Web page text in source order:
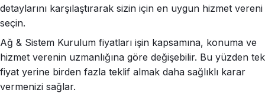
detaylarını karşılaştırarak sizin için en uygun hizmet vereni
seçin.
Ağ & Sistem Kurulum fiyatları işin kapsamına, konuma ve
hizmet verenin uzmanlığına göre değişebilir. Bu yüzden tek
fiyat yerine birden fazla teklif almak daha sağlıklı karar
vermenizi sağlar.